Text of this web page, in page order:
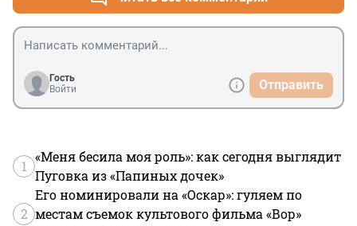
Гость
Войти
Отправить
1
«Меня бесила моя роль»: как сегодня выглядит
Пуговка из «Папиных дочек»
2
Его номинировали на «Оскар»: гуляем по
местам съемок культового фильма «Вор»